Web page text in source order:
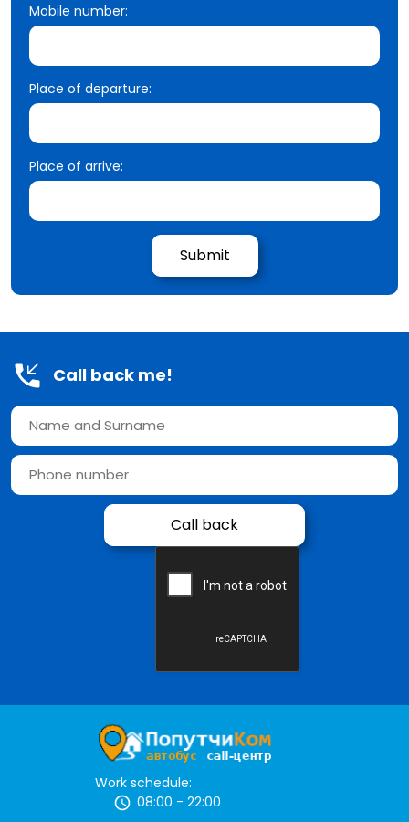
Mobile number:
Place of departure:
Place of arrive:
Call back me!
Work schedule:
08:00 - 22:00